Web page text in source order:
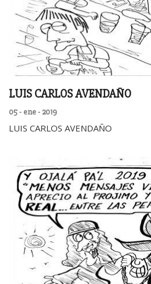
LUIS CARLOS AVENDAÑO
05 - ene - 2019
LUIS CARLOS AVENDAÑO